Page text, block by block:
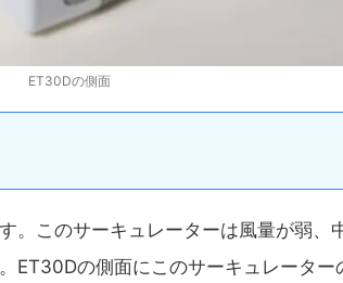
ET30Dの側面
。このサーキュレーターは風量が弱、
ET30Dの側面にこのサーキュレーター